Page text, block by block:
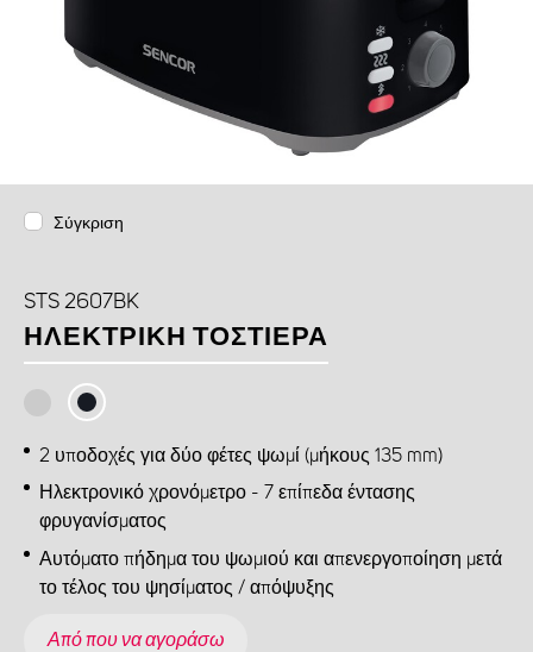
Σύγκριση
STS 2607BK
ΗΛΕΚΤΡΙΚΉ ΤΟΣΤΙΈΡΑ
2 υποδοχές για δύο φέτες ψωμί (μήκους 135 mm)
Ηλεκτρονικό χρονόμετρο - 7 επίπεδα έντασης
φρυγανίσματος
Αυτόματο πήδημα του ψωμιού και απενεργοποίηση μετά
το τέλος του ψησίματος / απόψυξης
Από που να αγοράσω